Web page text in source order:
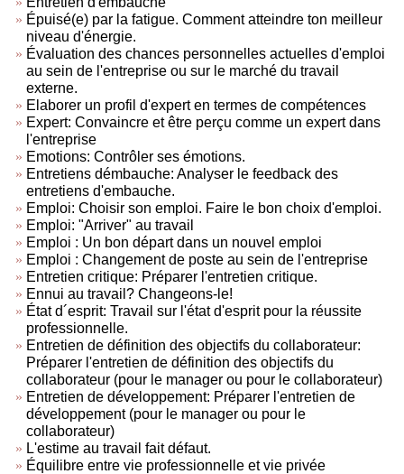
Épuisé(e) par la fatigue. Comment atteindre ton meilleur
niveau d'énergie.
Évaluation des chances personnelles actuelles d'emploi
au sein de l'entreprise ou sur le marché du travail
externe.
Elaborer un profil d'expert en termes de compétences
Expert: Convaincre et être perçu comme un expert dans
l'entreprise
Emotions: Contrôler ses émotions.
Entretiens démbauche: Analyser le feedback des
entretiens d'embauche.
Emploi: Choisir son emploi. Faire le bon choix d'emploi.
Emploi: "Arriver" au travail
Emploi : Un bon départ dans un nouvel emploi
Emploi : Changement de poste au sein de l'entreprise
Entretien critique: Préparer l'entretien critique.
Ennui au travail? Changeons-le!
État d´esprit: Travail sur l'état d'esprit pour la réussite
professionnelle.
Entretien de définition des objectifs du collaborateur:
Préparer l'entretien de définition des objectifs du
collaborateur (pour le manager ou pour le collaborateur)
Entretien de développement: Préparer l'entretien de
développement (pour le manager ou pour le
collaborateur)
L'estime au travail fait défaut.
Équilibre entre vie professionnelle et vie privée